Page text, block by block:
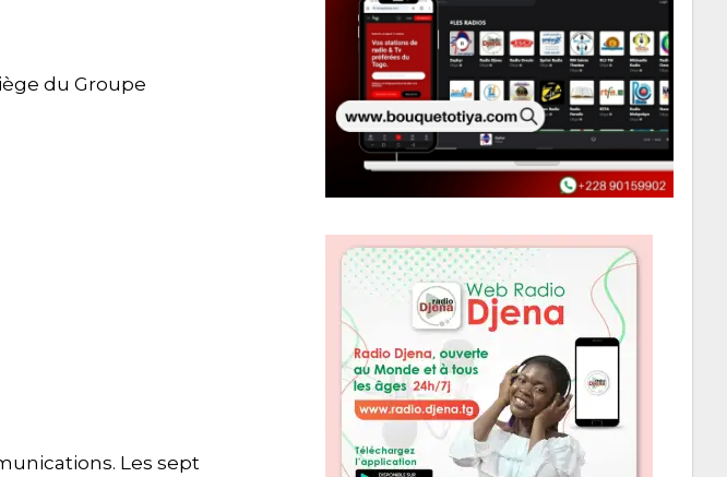
du Groupe
Les sept